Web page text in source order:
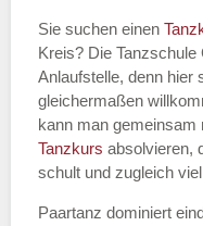
Sie suchen einen
Kreis? Die
Anlaufstelle, denn hier
gleichermaßen
kann man gemeinsam
Tanzkurs absolvieren,
schult und zugleich
Paartanz dominiert